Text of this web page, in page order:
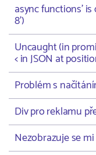
async functions' is
8')
Uncaught (in
< in JSON at
Problém s
Div pro reklamu
Nezobrazuje se